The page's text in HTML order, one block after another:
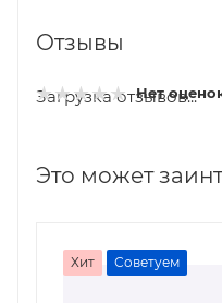
Отзывы
Нет
Загрузка отзывов...
Это может
Хит Советуем